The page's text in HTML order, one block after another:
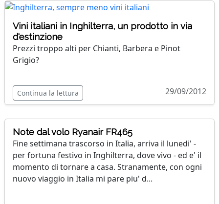
Vini italiani in Inghilterra, un prodotto in via
d'estinzione
Prezzi troppo alti per Chianti, Barbera e Pinot
Grigio?
Continua la lettura 29/09/2012
Note dal volo Ryanair FR465
Fine settimana trascorso in Italia, arriva il lunedi' -
per fortuna festivo in Inghilterra, dove vivo - ed e' il
momento di tornare a casa. Stranamente, con ogni
nuovo viaggio in Italia mi pare piu' d...